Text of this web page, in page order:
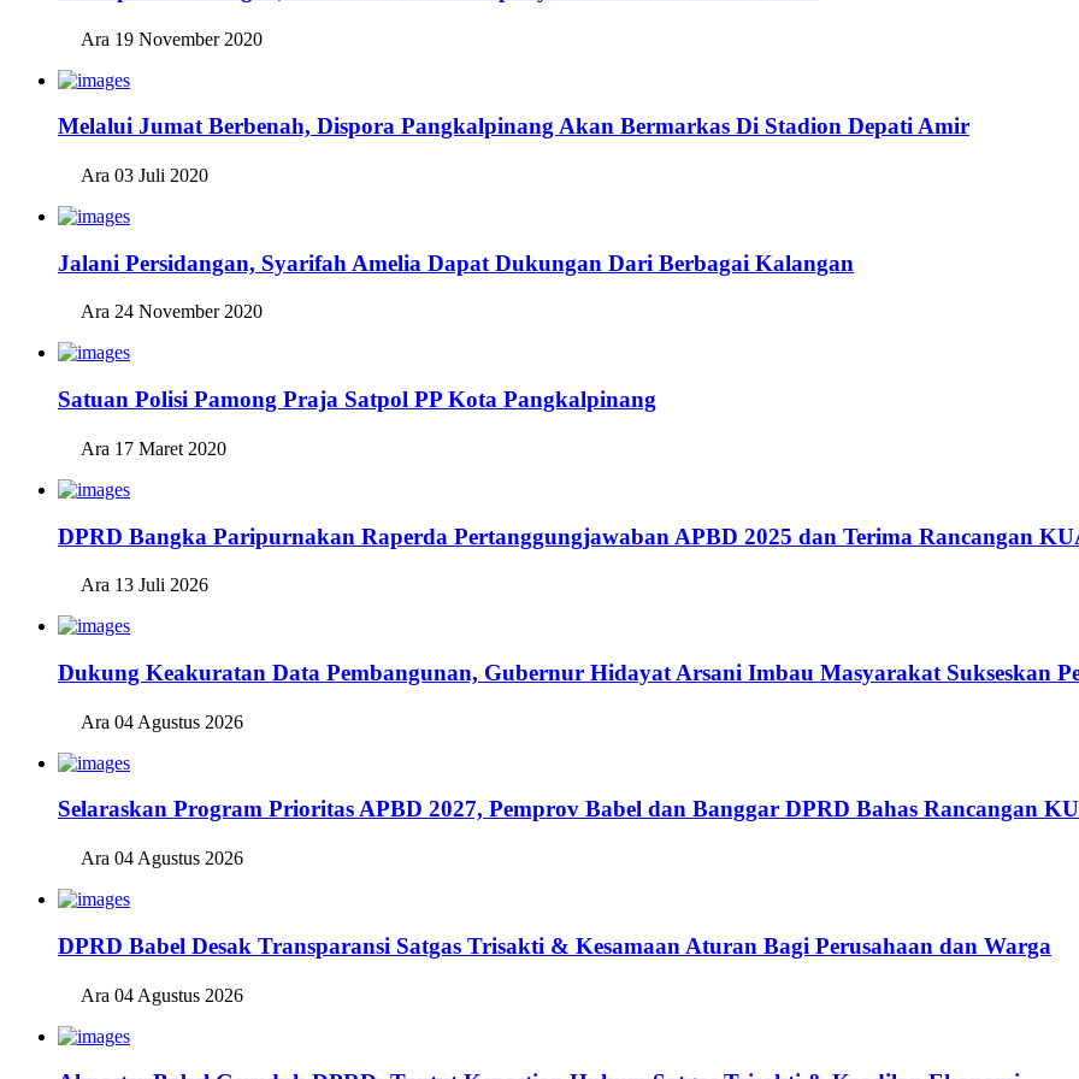
Ara 19 November 2020
Melalui Jumat Berbenah, Dispora Pangkalpinang Akan Bermarkas Di Stadion Depati Amir
Ara 03 Juli 2020
Jalani Persidangan, Syarifah Amelia Dapat Dukungan Dari Berbagai Kalangan
Ara 24 November 2020
Satuan Polisi Pamong Praja Satpol PP Kota Pangkalpinang
Ara 17 Maret 2020
DPRD Bangka Paripurnakan Raperda Pertanggungjawaban APBD 2025 dan Terima Rancangan
Ara 13 Juli 2026
Dukung Keakuratan Data Pembangunan, Gubernur Hidayat Arsani Imbau Masyarakat Sukseskan
Ara 04 Agustus 2026
Selaraskan Program Prioritas APBD 2027, Pemprov Babel dan Banggar DPRD Bahas Rancangan
Ara 04 Agustus 2026
DPRD Babel Desak Transparansi Satgas Trisakti & Kesamaan Aturan Bagi Perusahaan dan Warga
Ara 04 Agustus 2026